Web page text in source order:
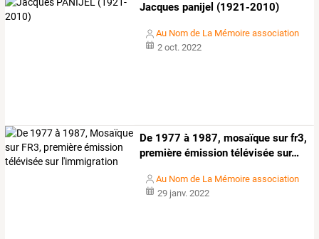
Jacques panijel (1921-2010)
Au Nom de La Mémoire association
2 oct. 2022
De 1977 à̀ 1987, mosaïque surfr3,
première émission télévisée sur…
Au Nom de La Mémoire association
29 janv. 2022